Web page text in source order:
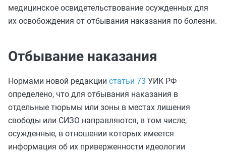
медицинское освидетельствование осужденных для
их освобождения от отбывания наказания по болезни.
Отбывание наказания
Нормами новой редакции статьи 73 УИК РФ
определено, что для отбывания наказания в
отдельные тюрьмы или зоны в местах лишения
свободы или СИЗО направляются, в том числе,
осужденные, в отношении которых имеется
информация об их приверженности идеологии